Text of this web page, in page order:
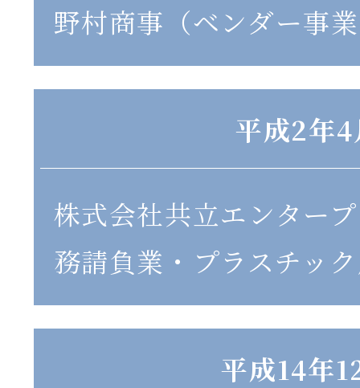
野村商事（ベンダー事
平成2年4
株式会社共立エンター
務請負業・プラスチッ
平成14年